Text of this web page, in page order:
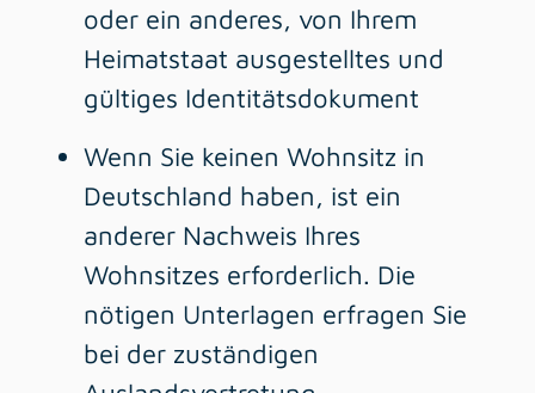
oder ein anderes, von Ihrem
Heimatstaat ausgestelltes und
gültiges Identitätsdokument
Wenn Sie keinen Wohnsitz in
Deutschland haben, ist ein
anderer Nachweis Ihres
Wohnsitzes erforderlich. Die
nötigen Unterlagen erfragen Sie
bei der zuständigen